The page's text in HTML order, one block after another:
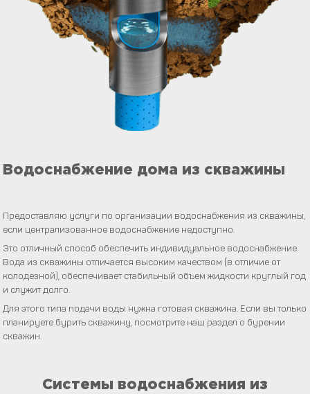
Водоснабжение дома из скважины
Предоставляю услуги по организации водоснабжения из скважины,
если централизованное водоснабжение недоступно.
Это отличный способ обеспечить индивидуальное водоснабжение.
Вода из скважины отличается высоким качеством (в отличие от
колодезной), обеспечивает стабильный объем жидкости круглый год
и служит долго.
Для этого типа подачи воды нужна готовая скважина. Если вы только
планируете бурить скважину, посмотрите наш раздел о бурении
скважин.
Системы водоснабжения из